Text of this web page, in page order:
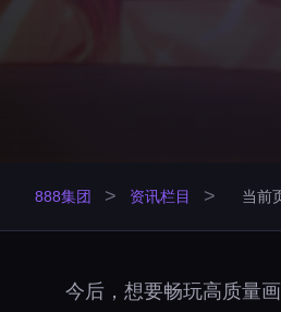
888集团 > 资讯栏目 > 当前
今后，想要畅玩高质量